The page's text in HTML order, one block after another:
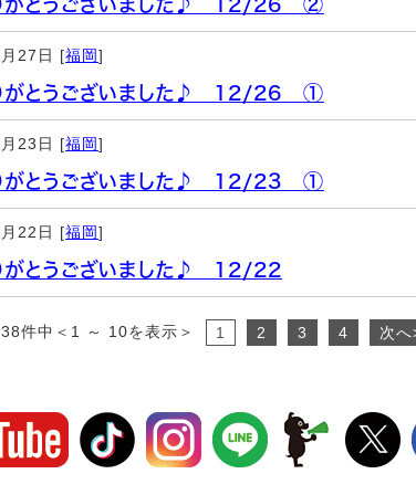
がとうございました♪ 12/26 ②
27日 [福岡]
がとうございました♪ 12/26 ①
23日 [福岡]
がとうございました♪ 12/23 ①
22日 [福岡]
がとうございました♪ 12/22
件中＜1 ～ 10を表示＞ 1 2 3 4 次へ